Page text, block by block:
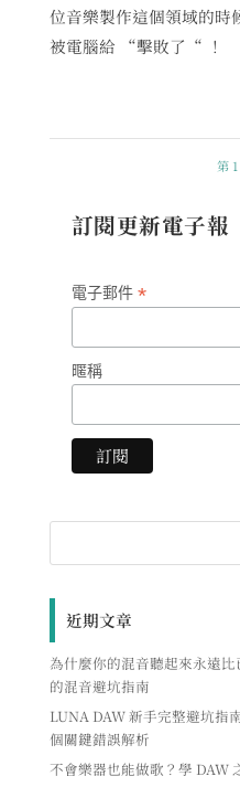
位音樂製作這個領域的時
被電腦給 “擊敗了“ ！
第
訂閱更新電子報
電子郵件 *
暱稱
近期文章
為什麼你的混音聽起來永遠
的混音避坑指南
LUNA DAW 新手完整避坑指
個關鍵錯誤解析
不會樂器也能做歌？學 DAW